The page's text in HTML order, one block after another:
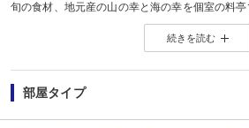
旬の食材、地元産の山の幸と海の幸を個室の料亭
前彩、吸物、刺身、煮物、焼物、鍋物、揚物、
※ 仕入れ状況により変更になる場合もありま
※ ステーキは大人の方のみです。お子様には付
食物アレルギーについて 単品（蟹自体がＮＧ
続きを読む
部屋タイプ